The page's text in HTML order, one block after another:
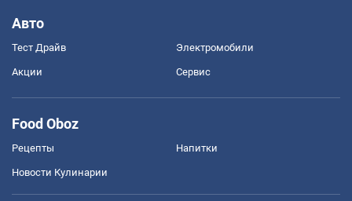
Авто
Тест Драйв Электромобили
Акции Сервис
Food Oboz
Рецепты Напитки
Новости Кулинарии